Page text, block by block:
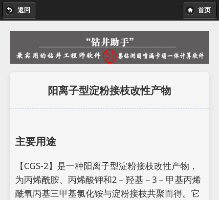
返回 首页
阳离子型淀粉接枝改性产物
主要用途
【CGS-2】是一种阳离子型淀粉接枝改性产物，
为丙烯酰胺、丙烯酸钾和2－羟基－3－甲基丙烯
酰氧丙基三甲基氯化铵与淀粉接枝共聚而得。它